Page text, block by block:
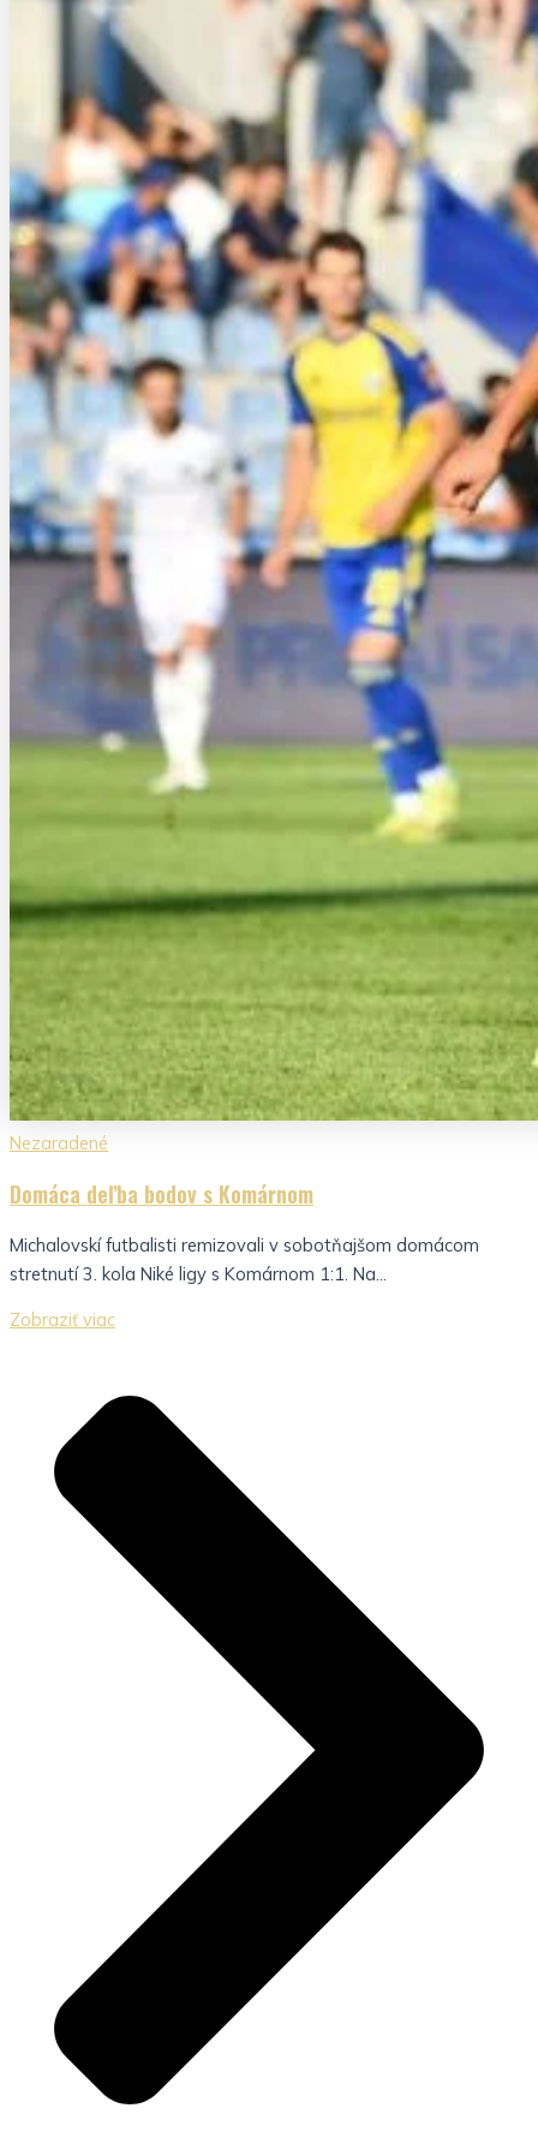
Nezaradené
Domáca deľba bodov s Komárnom
Michalovskí futbalisti remizovali v sobotňajšom domácom
stretnutí 3. kola Niké ligy s Komárnom 1:1. Na...
Zobraziť viac